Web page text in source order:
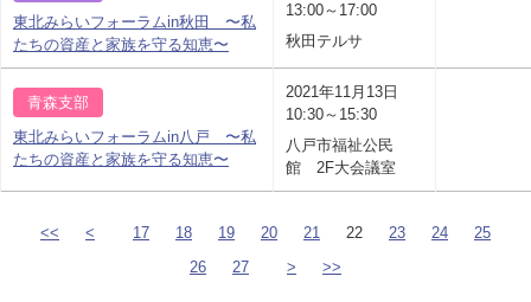
東北みらいフォーラムin秋田 〜私
たちの資産と家族を守る知恵〜
13:00～17:00
秋田テルサ
青森支部
東北みらいフォーラムin八戸 〜私
たちの資産と家族を守る知恵〜
2021年11月13日
10:30～15:30
八戸市福祉公民
館 2F大会議室
<< < 17 18 19 20 21 22 23 24
25
26
27 > >>